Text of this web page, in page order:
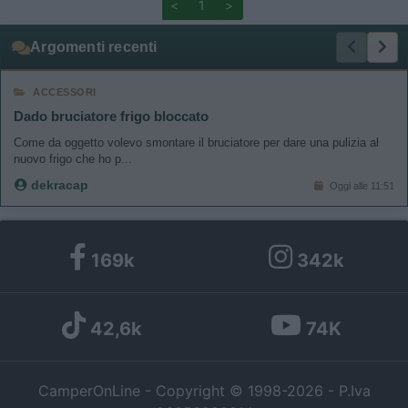
< 1 >
Argomenti recenti
ACCESSORI
Dado bruciatore frigo bloccato
Come da oggetto volevo smontare il bruciatore per dare una pulizia al
nuovo frigo che ho p...
dekracap Oggi alle 11:51
169k 342k
42,6k 74K
CamperOnLine - Copyright © 1998-2026 - P.Iva